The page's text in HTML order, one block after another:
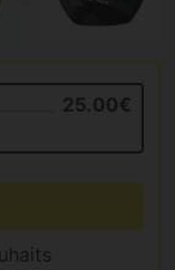
25.00€